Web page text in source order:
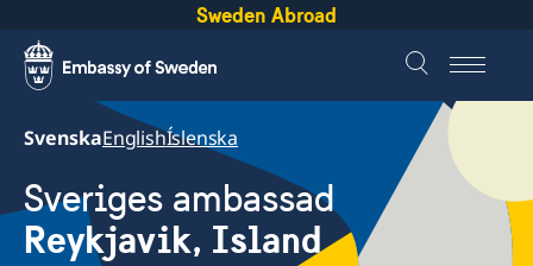
Sweden Abroad
SvenskaEnglishÍslenska
Sveriges ambassad
Reykjavik, Island